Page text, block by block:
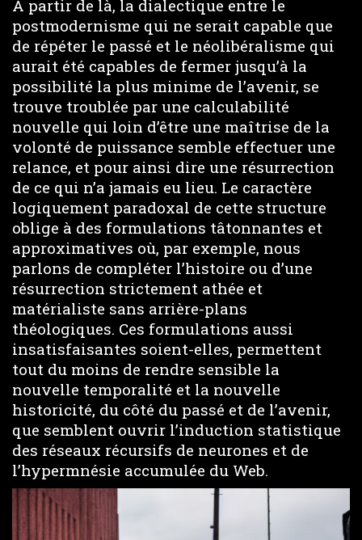
À partir de là, la dialectique entre le
postmodernisme qui ne serait capable que
de répéter le passé et le néolibéralisme qui
aurait été capables de fermer jusqu’à la
possibilité la plus minime de l’avenir, se
trouve troublée par une calculabilité
nouvelle qui loin d’être une maîtrise de la
volonté de puissance semble effectuer une
relance, et pour ainsi dire une résurrection
de ce qui n’a jamais eu lieu. Le caractère
logiquement paradoxal de cette structure
oblige à des formulations tâtonnantes et
approximatives où, par exemple, nous
parlons de compléter l’histoire ou d’une
résurrection strictement athée et
matérialiste sans arrière-plans
théologiques. Ces formulations aussi
insatisfaisantes soient-elles, permettent
tout du moins de rendre sensible la
nouvelle temporalité et la nouvelle
historicité, du côté du passé et de l’avenir,
que semblent ouvrir l’induction statistique
des réseaux récursifs de neurones et de
l’hypermnésie accumulée du Web.